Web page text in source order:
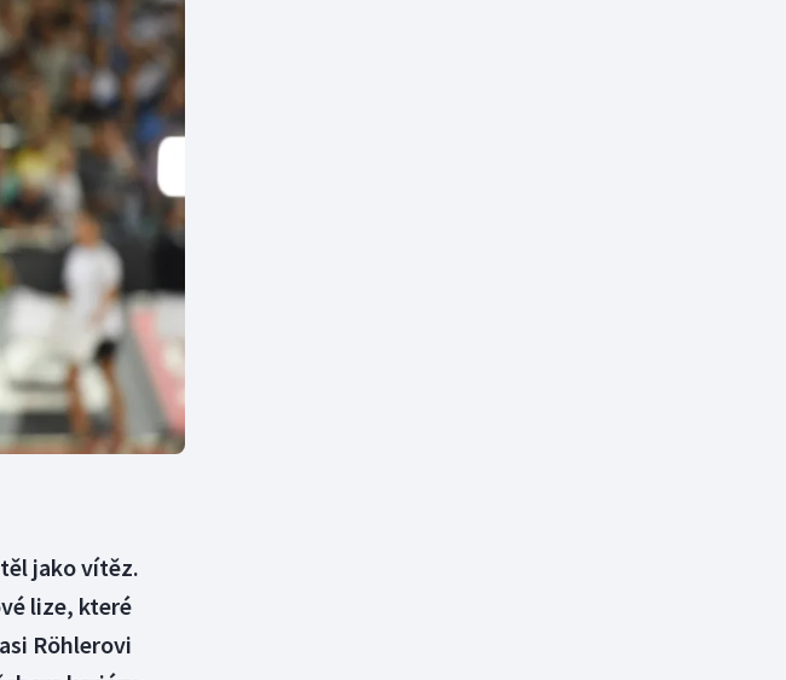
Triatlon
Veslování
Vodní slalom
Volejbal
Ostatní
jako vítěz.
lize, které
Röhlerovi